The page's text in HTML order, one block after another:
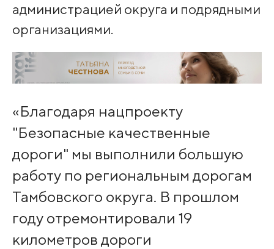
администрацией округа и подрядными
организациями.
«Благодаря нацпроекту
"Безопасные качественные
дороги" мы выполнили большую
работу по региональным дорогам
Тамбовского округа. В прошлом
году отремонтировали 19
километров дороги